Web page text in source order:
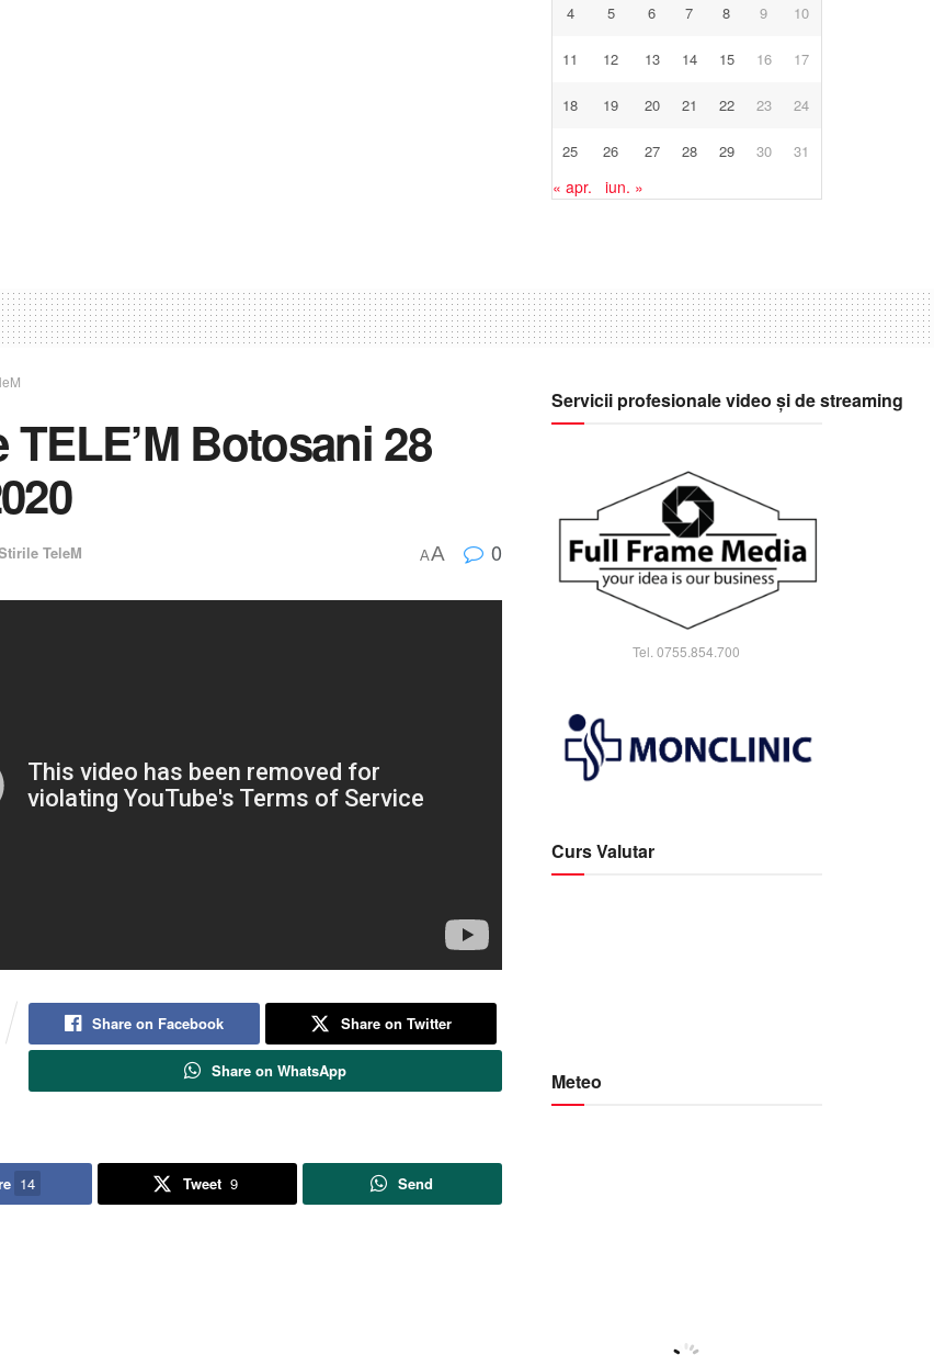
4 5 6 7 8 9 10
11 12 13 14 15 16 17
18 19 20 21 22 23 24
25 26 27 28 29 30 31
« apr. iun. »
TELE’M Botosani 28
TeleM AA 0
Share on Facebook Share on Twitter
Share on WhatsApp
14 Tweet 9 Send
Servicii profesionale video și de streaming
Tel. 0755.854.700
Curs Valutar
Meteo
Cer Fragmentat